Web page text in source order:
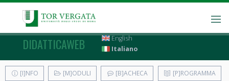
DIDATTICAWEB
English
Italiano
[I]NFO [M]ODULI [B]ACHECA [P]ROGRAMMA